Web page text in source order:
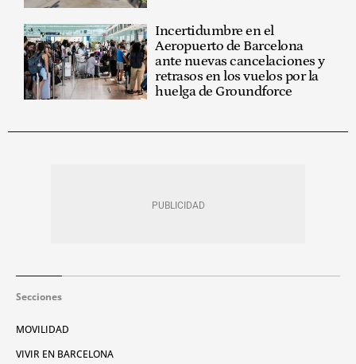
Incertidumbre en el
Aeropuerto de Barcelona
ante nuevas cancelaciones y
retrasos en los vuelos por la
huelga de Groundforce
Secciones
MOVILIDAD
VIVIR EN BARCELONA